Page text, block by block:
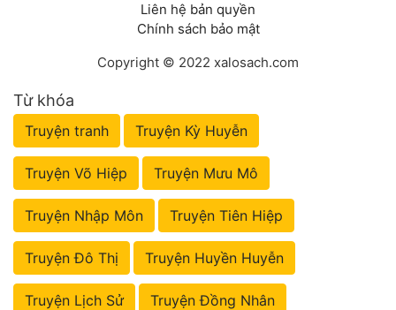
Liên hệ bản quyền
Chính sách bảo mật
Copyright © 2022 xalosach.com
Từ khóa
Truyện tranh Truyện Kỳ Huyễn
Truyện Võ Hiệp Truyện Mưu Mô
Truyện Nhập Môn Truyện Tiên Hiệp
Truyện Đô Thị Truyện Huyền Huyễn
Truyện Lịch Sử Truyện Đồng Nhân